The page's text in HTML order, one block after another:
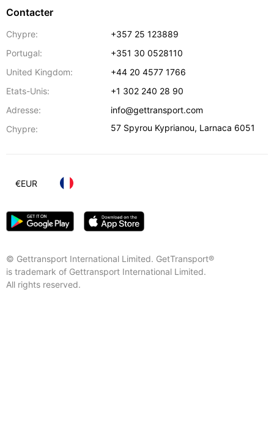
Contacter
Chypre:
+357 25 123889
Portugal:
+351 30 0528110
United Kingdom:
+44 20 4577 1766
Etats-Unis:
+1 302 240 28 90
Adresse:
info@gettransport.com
Chypre:
57 Spyrou Kyprianou, Larnaca 6051
© Gettransport International Limited. GetTransport®
is trademark of Gettransport International Limited.
All rights reserved.
€EUR